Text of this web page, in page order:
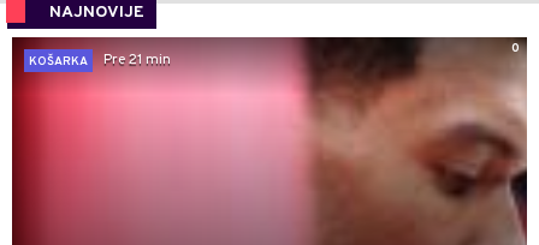
NAJNOVIJE
0
KOŠARKA
Pre 21 min